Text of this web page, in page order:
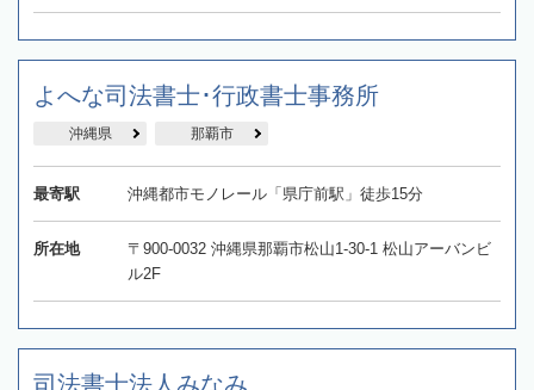
よへな司法書士･行政書士事務所
沖縄県 那覇市
最寄駅 沖縄都市モノレール「県庁前駅」徒歩15分
所在地
〒900-0032 沖縄県那覇市松山1-30-1 松山アーバンビ
ル2F
司法書士法人みなみ